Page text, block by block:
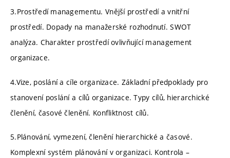
3.Prostředí managementu. Vnější prostředí a vnitřní
prostředí. Dopady na manažerské rozhodnutí. SWOT
analýza. Charakter prostředí ovlivňující management
organizace.
4.Vize, poslání a cíle organizace. Základní předpoklady pro
stanovení poslání a cílů organizace. Typy cílů, hierarchické
členění, časové členění. Konfliktnost cílů.
5.Plánování, vymezení, členění hierarchické a časové.
Komplexní systém plánování v organizaci. Kontrola –